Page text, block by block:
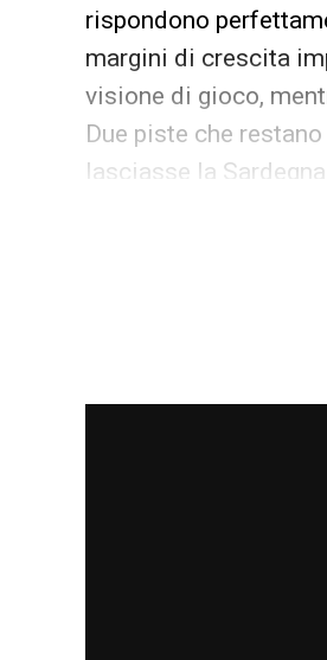
rispondono
margini di crescita
visione di gioco,
Due piste che
lasciasse la
Le manovre
resta quella di
trattative potranno